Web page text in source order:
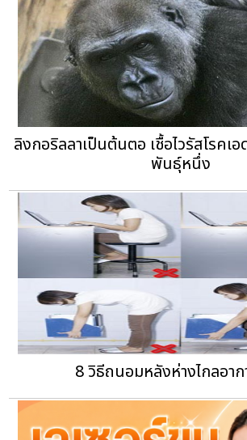
ลิงกอริลลาเป็นต้นตอ เชื้อไวรัสโรคเ
พันธุ์หนึ่ง
8 วิธีถนอมหลังห่างไกลอา